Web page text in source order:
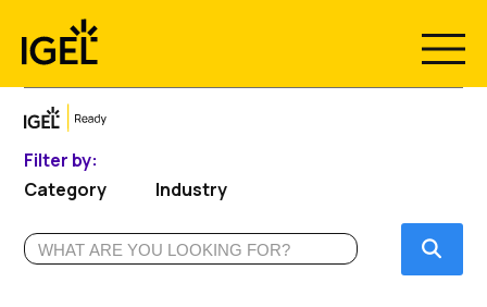
content
Filter by:
Category
Industry